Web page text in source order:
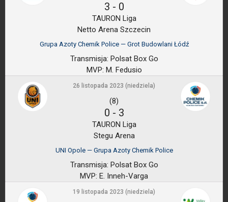
3 - 0
TAURON Liga
Netto Arena Szczecin
Grupa Azoty Chemik Police — Grot Budowlani Łódź
Transmisja: Polsat Box Go
MVP: M. Fedusio
26 listopada 2023 (niedziela)
(8)
0 - 3
TAURON Liga
Stegu Arena
UNI Opole — Grupa Azoty Chemik Police
Transmisja: Polsat Box Go
MVP: E. Inneh-Varga
19 listopada 2023 (niedziela)